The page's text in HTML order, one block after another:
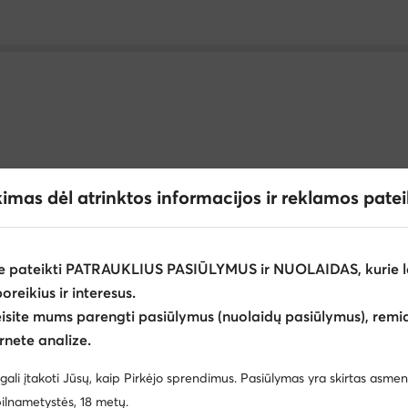
Jack Wolfskin Turizmo ir žygių reikmenys bei batai moterims
basutės moterims Jack Wolfskin Turistinės basutės Žalia
Tamaris Šlepetės ir šlepetės per pirštą vyrams Crocs
Šlepetės mergaitėms Birkenstock
mergaitėms Garvalin
Geox Šlepetės per pirštą moterims Crocs
Reebok
dėl atrinktos informacijos ir reklamos
pateikti PATRAUKLIUS PASIŪLYMUS ir NUOLAIDAS, kurie
ir interesus.
mums parengti pasiūlymus (nuolaidų pasiūlymus),
analize.
įtakoti Jūsų, kaip Pirkėjo sprendimus. Pasiūlymas yra skirtas
18 metų.